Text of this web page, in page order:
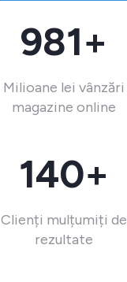
981+
Milioane lei vânzări
magazine online
140+
Clienți mulțumiți de
rezultate